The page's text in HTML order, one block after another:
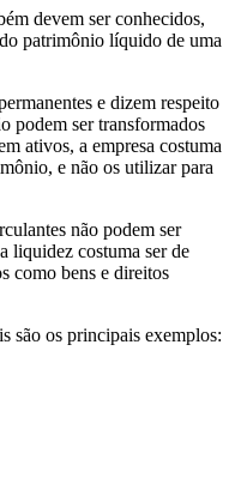
devem ser conhecidos,
patrimônio líquido de uma
e dizem respeito
podem ser transformados
ativos, a empresa costuma
e não os utilizar para
não podem ser
liquidez costuma ser de
como bens e direitos
são os principais exemplos: